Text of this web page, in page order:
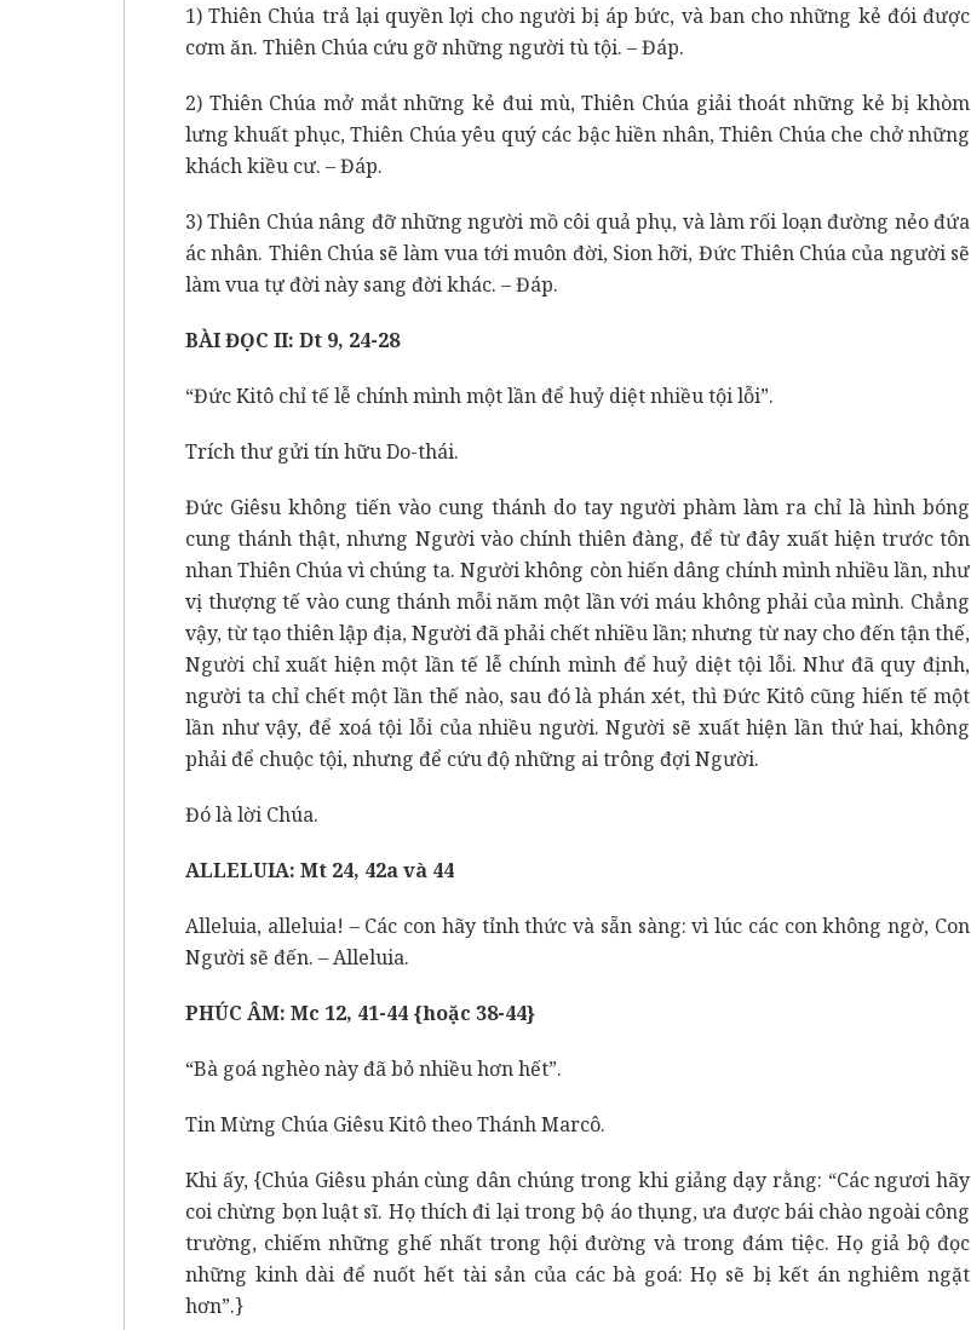
1) Thiên Chúa trả lại quyền lợi cho người bị áp bức, và ban cho những kẻ đói được
cơm ăn. Thiên Chúa cứu gỡ những người tù tội. – Đáp.
2) Thiên Chúa mở mắt những kẻ đui mù, Thiên Chúa giải thoát những kẻ bị khòm
lưng khuất phục, Thiên Chúa yêu quý các bậc hiền nhân, Thiên Chúa che chở những
khách kiều cư. – Đáp.
3) Thiên Chúa nâng đỡ những người mồ côi quả phụ, và làm rối loạn đường nẻo đứa
ác nhân. Thiên Chúa sẽ làm vua tới muôn đời, Sion hỡi, Đức Thiên Chúa của người sẽ
làm vua tự đời này sang đời khác. – Đáp.
BÀI ĐỌC II: Dt 9, 24-28
“Đức Kitô chỉ tế lễ chính mình một lần để huỷ diệt nhiều tội lỗi”.
Trích thư gửi tín hữu Do-thái.
Đức Giêsu không tiến vào cung thánh do tay người phàm làm ra chỉ là hình bóng
cung thánh thật, nhưng Người vào chính thiên đàng, để từ đây xuất hiện trước tôn
nhan Thiên Chúa vì chúng ta. Người không còn hiến dâng chính mình nhiều lần, như
vị thượng tế vào cung thánh mỗi năm một lần với máu không phải của mình. Chẳng
vậy, từ tạo thiên lập địa, Người đã phải chết nhiều lần; nhưng từ nay cho đến tận thế,
Người chỉ xuất hiện một lần tế lễ chính mình để huỷ diệt tội lỗi. Như đã quy định,
người ta chỉ chết một lần thế nào, sau đó là phán xét, thì Đức Kitô cũng hiến tế một
lần như vậy, để xoá tội lỗi của nhiều người. Người sẽ xuất hiện lần thứ hai, không
phải để chuộc tội, nhưng để cứu độ những ai trông đợi Người.
Đó là lời Chúa.
ALLELUIA: Mt 24, 42a và 44
Alleluia, alleluia! – Các con hãy tỉnh thức và sẵn sàng: vì lúc các con không ngờ, Con
Người sẽ đến. – Alleluia.
PHÚC ÂM: Mc 12, 41-44 {hoặc 38-44}
“Bà goá nghèo này đã bỏ nhiều hơn hết”.
Tin Mừng Chúa Giêsu Kitô theo Thánh Marcô.
Khi ấy, {Chúa Giêsu phán cùng dân chúng trong khi giảng dạy rằng: “Các ngươi hãy
coi chừng bọn luật sĩ. Họ thích đi lại trong bộ áo thụng, ưa được bái chào ngoài công
trường, chiếm những ghế nhất trong hội đường và trong đám tiệc. Họ giả bộ đọc
những kinh dài để nuốt hết tài sản của các bà goá: Họ sẽ bị kết án nghiêm ngặt
hơn”.}